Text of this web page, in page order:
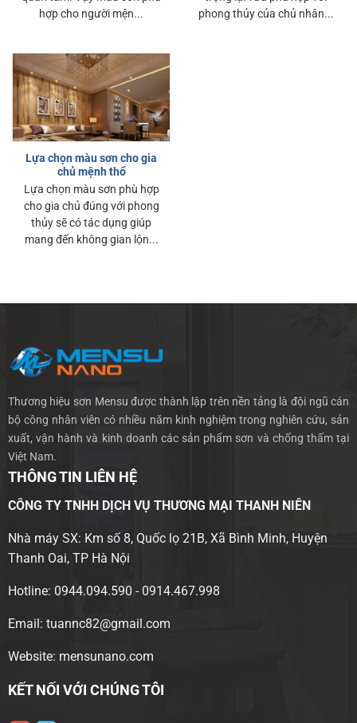
hợp cho người mện...
phong thủy của chủ nhân...
Lựa chọn màu sơn cho gia
chủ mệnh thổ
Lựa chọn màu sơn phù hợp
cho gia chủ đúng với phong
thủy sẽ có tác dụng giúp
mang đến không gian lộn...
Thương hiệu sơn Mensu được thành lập trên nền tảng là đội ngũ cán
bộ công nhân viên có nhiều năm kinh nghiệm trong nghiên cứu, sản
xuất, vận hành và kinh doanh các sản phẩm sơn và chống thấm tại
Việt Nam.
THÔNG TIN LIÊN HỆ
CÔNG TY TNHH DỊCH VỤ THƯƠNG MẠI THANH NIÊN
Nhà máy SX: Km số 8, Quốc lọ 21B, Xã Bình Minh, Huyện
Thanh Oai, TP Hà Nội
Hotline: 0944.094.590 - 0914.467.998
Email: tuannc82@gmail.com
Website: mensunano.com
KẾT NỐI VỚI CHÚNG TÔI